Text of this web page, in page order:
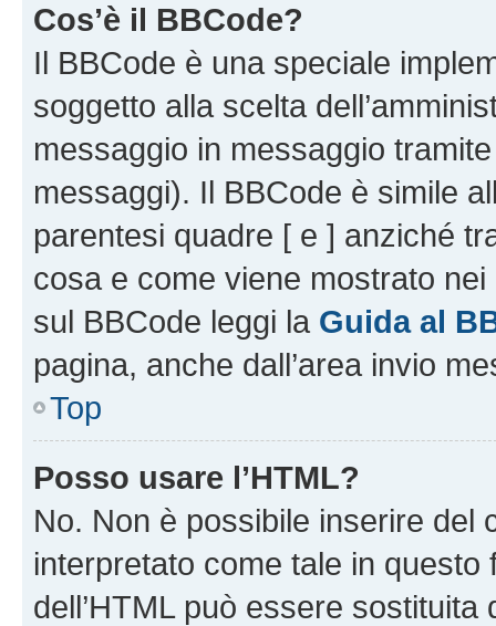
Cos’è il BBCode?
Il BBCode è una speciale
soggetto alla scelta
messaggio in messaggio
messaggi). Il BBCode è simile
parentesi quadre [ e ] anziché
cosa e come viene mostrato
sul BBCode leggi la Guida al
pagina, anche dall’area invio
Top
Posso usare l’HTML?
No. Non è possibile inserire del
interpretato come tale in
dell’HTML può essere sostituita